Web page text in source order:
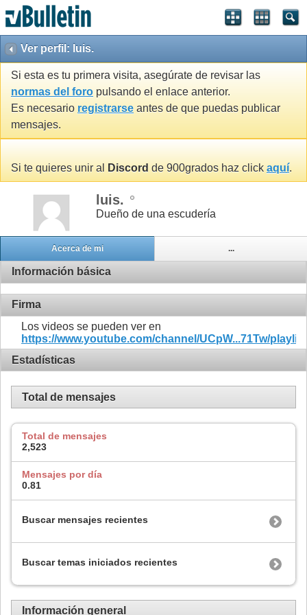
Ver perfil: luis.
Si esta es tu primera visita, asegúrate de revisar las
normas del foro pulsando el enlace anterior.
Es necesario registrarse antes de que puedas publicar
mensajes.
Si te quieres unir al Discord de 900grados haz click aquí.
luis.
Dueño de una escudería
Acerca de mi ...
Información básica
Firma
Los videos se pueden ver en
https://www.youtube.com/channel/UCpW...71Tw/
Estadísticas
Total de mensajes
Total de mensajes
2,523
Mensajes por día
0.81
Buscar mensajes recientes
Buscar temas iniciados recientes
Información general